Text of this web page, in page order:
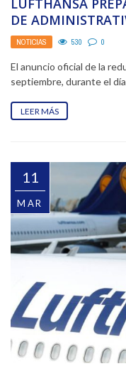
LUFTHANSA
DE
NOTICIAS 530 0
El anuncio oficial de la
septiembre, durante el
LEER MÁS
11
MAR